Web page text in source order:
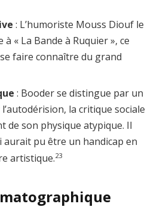
: L’humoriste Mouss Diouf le
« La Bande à Ruquier », ce
faire connaître du grand
: Booder se distingue par un
la critique sociale
de son physique atypique. Il
pu être un handicap en
artistique.23